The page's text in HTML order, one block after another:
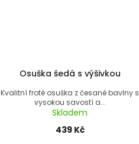
Osuška šedá s výšivkou
Kvalitní froté osuška z česané bavlny s
vysokou savostí a...
Skladem
439 Kč